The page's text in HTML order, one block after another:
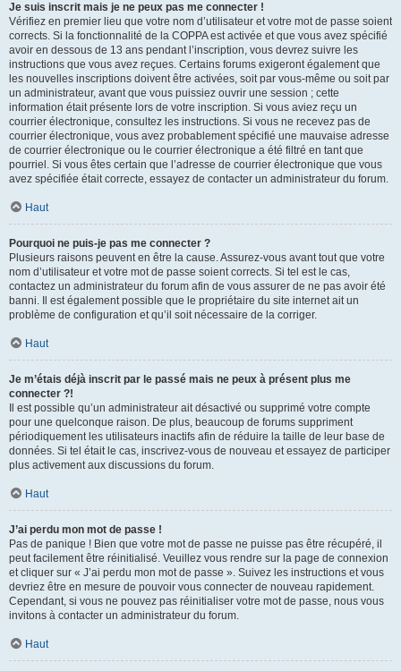
Je suis inscrit mais je ne peux pas me connecter !
Vérifiez en premier lieu que votre nom d’utilisateur et votre mot de passe soient
corrects. Si la fonctionnalité de la COPPA est activée et que vous avez spécifié
avoir en dessous de 13 ans pendant l’inscription, vous devrez suivre les
instructions que vous avez reçues. Certains forums exigeront également que
les nouvelles inscriptions doivent être activées, soit par vous-même ou soit par
un administrateur, avant que vous puissiez ouvrir une session ; cette
information était présente lors de votre inscription. Si vous aviez reçu un
courrier électronique, consultez les instructions. Si vous ne recevez pas de
courrier électronique, vous avez probablement spécifié une mauvaise adresse
de courrier électronique ou le courrier électronique a été filtré en tant que
pourriel. Si vous êtes certain que l’adresse de courrier électronique que vous
avez spécifiée était correcte, essayez de contacter un administrateur du forum.
Haut
Pourquoi ne puis-je pas me connecter ?
Plusieurs raisons peuvent en être la cause. Assurez-vous avant tout que votre
nom d’utilisateur et votre mot de passe soient corrects. Si tel est le cas,
contactez un administrateur du forum afin de vous assurer de ne pas avoir été
banni. Il est également possible que le propriétaire du site internet ait un
problème de configuration et qu’il soit nécessaire de la corriger.
Haut
Je m’étais déjà inscrit par le passé mais ne peux à présent plus me
connecter ?!
Il est possible qu’un administrateur ait désactivé ou supprimé votre compte
pour une quelconque raison. De plus, beaucoup de forums suppriment
périodiquement les utilisateurs inactifs afin de réduire la taille de leur base de
données. Si tel était le cas, inscrivez-vous de nouveau et essayez de participer
plus activement aux discussions du forum.
Haut
J’ai perdu mon mot de passe !
Pas de panique ! Bien que votre mot de passe ne puisse pas être récupéré, il
peut facilement être réinitialisé. Veuillez vous rendre sur la page de connexion
et cliquer sur « J’ai perdu mon mot de passe ». Suivez les instructions et vous
devriez être en mesure de pouvoir vous connecter de nouveau rapidement.
Cependant, si vous ne pouvez pas réinitialiser votre mot de passe, nous vous
invitons à contacter un administrateur du forum.
Haut